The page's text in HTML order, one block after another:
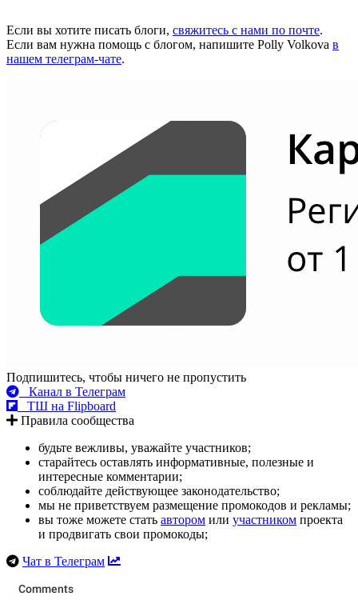
Если вы хотите писать блоги, свяжитесь с нами по почте.
Если вам нужна помощь с блогом, напишите Polly Volkova в
нашем телеграм-чате.
Подпишитесь, чтобы ничего не пропустить
Канал в Телеграм
ТШ на Flipboard
Правила сообщества
будьте вежливы, уважайте участников;
старайтесь оставлять информативные, полезные и
интересные комментарии;
соблюдайте действующее законодательство;
мы не приветствуем размещение промокодов и рекламы;
вы тоже можете стать автором или участником проекта
и продвигать свои промокоды;
Чат в Телеграм